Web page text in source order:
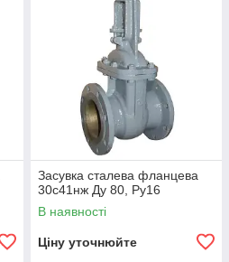
Засувка сталева фланцева
30с41нж Ду 80, Ру16
В наявності
Ціну уточнюйте